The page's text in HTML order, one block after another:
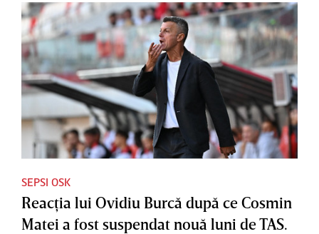
SEPSI OSK
Reacţia lui Ovidiu Burcă după ce Cosmin
Matei a fost suspendat nouă luni de TAS.